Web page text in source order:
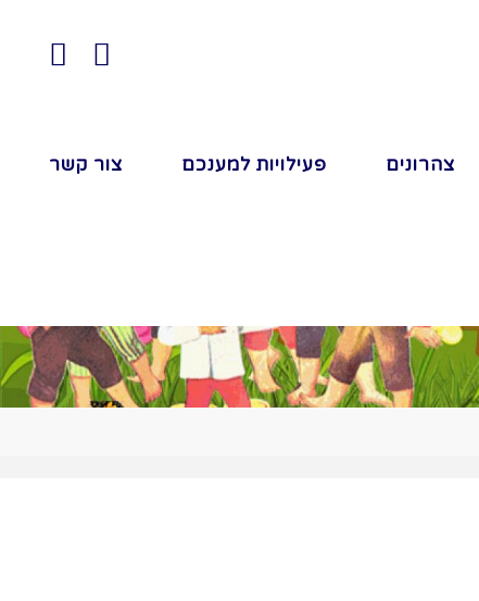
צהרונים פעילויות למענכם צור קשר